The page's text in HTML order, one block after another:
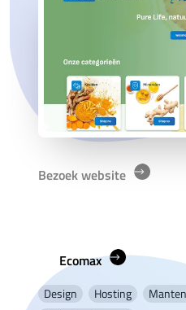
Bezoek website
Ecomax
Design Hosting